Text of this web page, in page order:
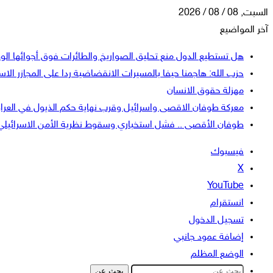
السبت, 08 / 08 / 2026
آخر المواضيع
هل تستطيع الدول منع تحليق الصواريخ والطائرات فوق أجوائها
حزب الله: هاجمنا حيفا بالمسيرات الانقضاضية ردا على المجازر
مهزلة حقوق الانسان
معركة طوفان الاقصى واسرائيل وقرب نهاية حكم الذيول في
طوفان الأقصى .. فشل استخباري وسقوط نظرية الأمن
فيسبوك
‫X
‫YouTube
انستقرام
تسجيل الدخول
إضافة عمود جانبي
الوضع المظلم
بحث عن